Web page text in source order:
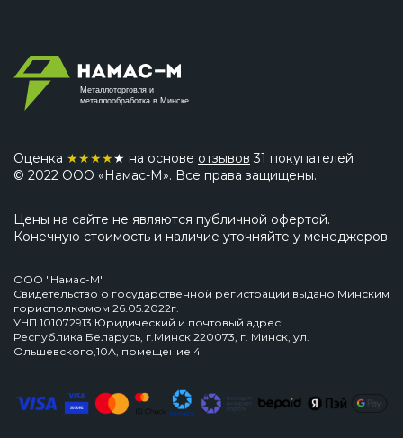
Металлоторговля и
металлообработка в Минске
Оценка ★★★★★ на основе отзывов 31 покупателей
© 2022 ООО «Намас-М». Все права защищены.
Цены на сайте не являются публичной офертой.
Конечную стоимость и наличие уточняйте у менеджеров
ООО "Намас-М"
Свидетельство о государственной регистрации выдано Минским
горисполкомом 26.05.2022г.
УНП 101072913 Юридический и почтовый адрес:
Республика Беларусь, г.Минск 220073, г. Минск, ул.
Ольшевского,10А, помещение 4